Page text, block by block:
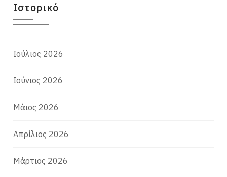
Ιστορικό
Ιούλιος 2026
Ιούνιος 2026
Μάιος 2026
Απρίλιος 2026
Μάρτιος 2026